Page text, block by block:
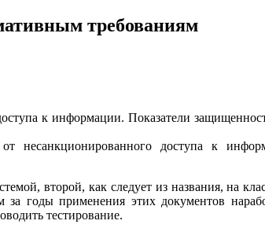
требованиям
к информации. Показатели
несанкционированного доступа к
второй, как следует из названия, на
годы применения этих документов
тестирование.